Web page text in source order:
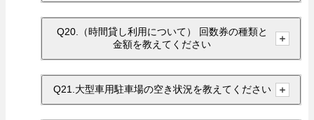
Q20.（時間貸し利用について） 回数券の種類と
金額を教えてください
Q21.大型車用駐車場の空き状況を教えてください